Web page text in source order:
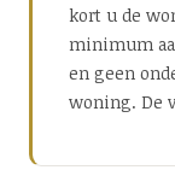
kort u de
minimum
en geen
woning. De